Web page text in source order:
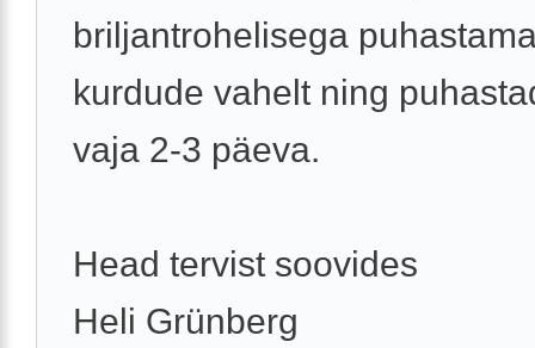
briljantrohelisega
kurdude vahelt ning
vaja 2-3 päeva.
Head tervist soovides
Heli Grünberg